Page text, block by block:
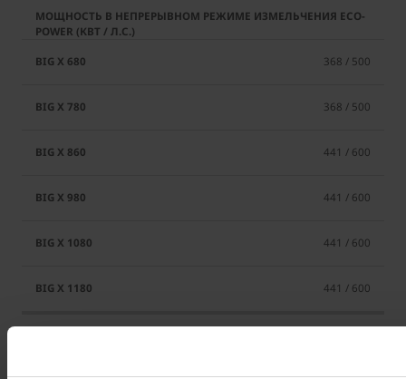
368 / 500
368 / 500
441 / 600
441 / 600
441 / 600
441 / 600